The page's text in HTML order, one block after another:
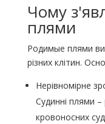
Чому
плями
Родимые плями
різних клітин.
Нерівномірне
Судинні плями
кровоносних